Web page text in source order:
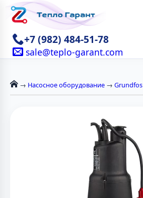
+7 (982) 484-51-78
sale@teplo-garant.com
→ Насосное оборудование → Grundfos